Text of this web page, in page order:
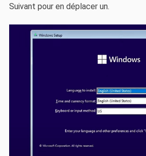
Suivant pour en déplacer un.